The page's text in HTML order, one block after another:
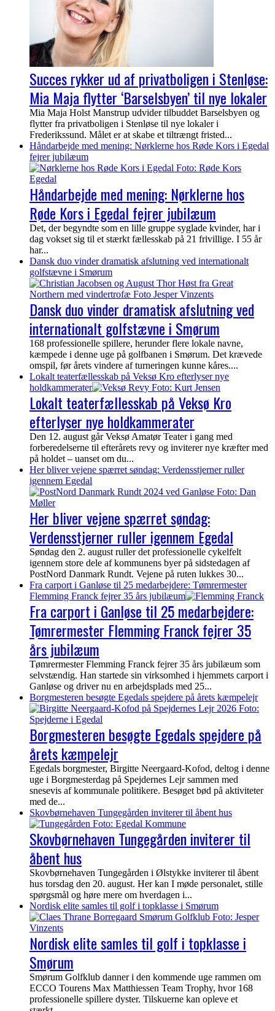
Succes rykker ud af privatboligen i Stenløse:
Mia Maja flytter ‘Barselsbyen’ til nye lokaler
Mia Maja Holst Manstrup udvider tilbuddet Barselsbyen og
flytter fra privatboligen i Stenløse til nye lokaler i
Frederikssund. Målet er at skabe et tiltrængt fristed...
Håndarbejde med mening: Nørklerne hos Røde Kors i Egedal
fejrer jubilæum
Håndarbejde med mening: Nørklerne hos
Røde Kors i Egedal fejrer jubilæum
Det, der begyndte som en lille gruppe syglade kvinder, har i
dag vokset sig til et stærkt fællesskab på 21 frivillige. I 55 år
har...
Dansk duo vinder dramatisk afslutning ved internationalt
golfstævne i Smørum
Dansk duo vinder dramatisk afslutning ved
internationalt golfstævne i Smørum
168 professionelle spillere, herunder flere lokale navne,
kæmpede i denne uge på golfbanen i Smørum. Det krævede
omspil, før årets vindere af turneringen kunne kåres....
Lokalt teaterfællesskab på Veksø Kro efterlyser nye
holdkammerater
Lokalt teaterfællesskab på Veksø Kro
efterlyser nye holdkammerater
Den 12. august går Veksø Amatør Teater i gang med
forberedelserne til efterårets revy og inviterer nye kræfter med
på holdet – uanset om du...
Her bliver vejene spærret søndag: Verdensstjerner ruller
igennem Egedal
Her bliver vejene spærret søndag:
Verdensstjerner ruller igennem Egedal
Søndag den 2. august ruller det professionelle cykelfelt
igennem store dele af kommunens byer på sidstedagen af
PostNord Danmark Rundt. Vejene på ruten lukkes 30...
Fra carport i Ganløse til 25 medarbejdere: Tømrermester
Flemming Franck fejrer 35 års jubilæum
Fra carport i Ganløse til 25 medarbejdere:
Tømrermester Flemming Franck fejrer 35
års jubilæum
Tømrermester Flemming Franck fejrer 35 års jubilæum som
selvstændig. Han startede sin virksomhed i hjemmets carport i
Ganløse og driver nu en arbejdsplads med 25...
Borgmesteren besøgte Egedals spejdere på årets kæmpelejr
Borgmesteren besøgte Egedals spejdere på
årets kæmpelejr
Egedals borgmester, Birgitte Neergaard-Kofod, deltog i denne
uge i Borgmesterdag på Spejdernes Lejr sammen med
snesevis af kommunale politikere. Besøget bød på aktiviteter
med de...
Skovbørnehaven Tungegården inviterer til åbent hus
Skovbørnehaven Tungegården inviterer til
åbent hus
Skovbørnehaven Tungegården i Ølstykke inviterer til åbent
hus torsdag den 20. august. Her kan I møde personalet, stille
spørgsmål og høre mere om hverdagen i...
Nordisk elite samles til golf i topklasse i Smørum
Nordisk elite samles til golf i topklasse i
Smørum
Smørum Golfklub danner i den kommende uge rammen om
ECCO Tourens Max Matthiessen Team Trophy, hvor 168
professionelle spillere dyster. Tilskuerne kan opleve et